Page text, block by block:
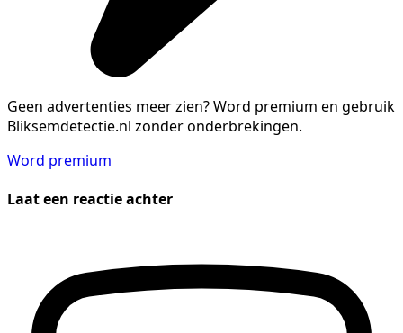
Geen advertenties meer zien?Word premium en gebruik
Bliksemdetectie.nl zonder onderbrekingen.
Word premium
Laat een reactie achter